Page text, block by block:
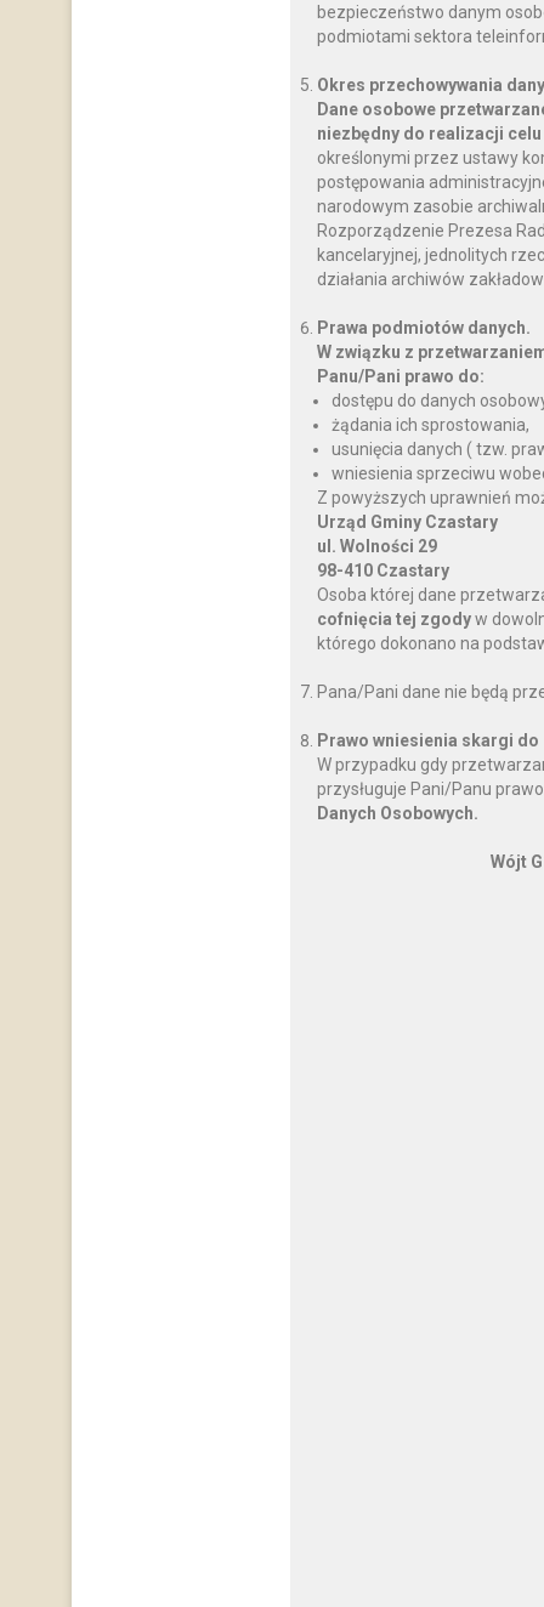
bezpieczeństwo danym
podmiotami sektora
Okres przechowywania
Dane osobowe
niezbędny do realizacji
określonymi przez ustawy
postępowania
narodowym zasobie
Rozporządzenie Prezesa
kancelaryjnej, jednolitych
działania archiwów
Prawa podmiotów danych.
W związku z
Panu/Pani prawo do:
dostępu do danych
żądania ich sprostowania,
usunięcia danych ( tzw.
wniesienia sprzeciwu
Z powyższych uprawnień
Urząd Gminy Czastary
ul. Wolności 29
98-410 Czastary
Osoba której dane
cofnięcia tej zgodyw
którego dokonano na
Pana/Pani dane nie będą
Prawo wniesienia skargi
W przypadku gdy
przysługuje Pani/Panu
Danych Osobowych.
Wójt